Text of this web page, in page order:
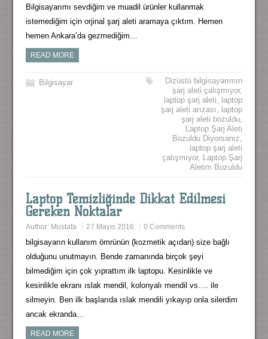
Bilgisayarımı sevdiğim ve muadil ürünler kullanmak
istemediğim için orjinal şarj aleti aramaya çıktım. Hemen
hemen Ankara’da gezmediğim…
READ MORE
Bilgisayar
Dizüstü bilgisayarımın
şarj aleti çalışmıyor,
laptop şarj aleti, laptop
şarj aleti arızası, laptop
şarj aleti bozuldu,
Laptop Şarj Aleti
Bozuldu Diyorsanız,
laptop şarj aleti
çalışmıyor, Laptop Şarj
Aletim Bozuldu
Laptop Temizliğinde Dikkat Edilmesi
Gereken Noktalar
Author: Mustafa 27 Mayıs 2016 0 Comments
bilgisayarın kullanım ömrünün (kozmetik açıdan) size bağlı
olduğunu unutmayın. Bende zamanında birçok şeyi
bilmediğim için çok yıprattım ilk laptopu. Kesinlikle ve
kesinlikle ekranı ıslak mendil, kolonyalı mendil vs…. ile
silmeyin. Ben ilk başlarıda ıslak mendili yıkayıp onla silerdim
ancak ekranda…
READ MORE